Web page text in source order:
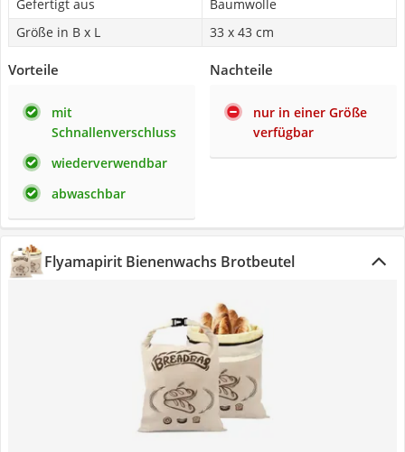
Gefertigt aus
Baumwolle
Größe in B x L
33 x 43 cm
Vorteile
mit
Schnallenverschluss
wiederverwendbar
abwaschbar
Nachteile
nur in einer Größe
verfügbar
Flyamapirit Bienenwachs Brotbeutel